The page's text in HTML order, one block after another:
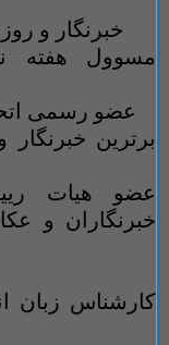
خبرنگار و
- عضو رسمی
خبرنگاران و